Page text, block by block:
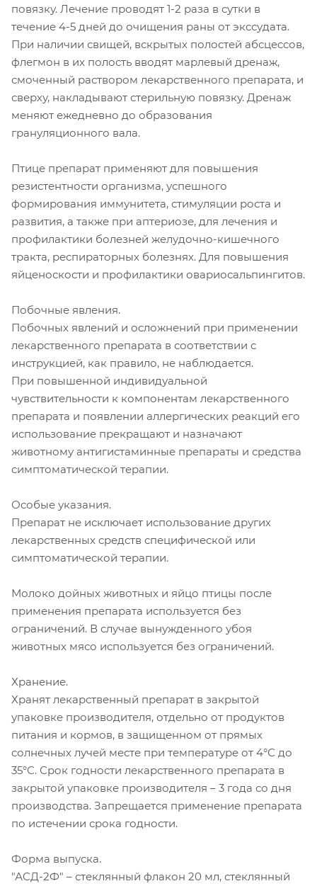
повязку. Лечение проводят 1-2 раза в сутки в
течение 4-5 дней до очищения раны от экссудата.
При наличии свищей, вскрытых полостей абсцессов,
флегмон в их полость вводят марлевый дренаж,
смоченный раствором лекарственного препарата, и
сверху, накладывают стерильную повязку. Дренаж
меняют ежедневно до образования
грануляционного вала.
Птице препарат применяют для повышения
резистентности организма, успешного
формирования иммунитета, стимуляции роста и
развития, а также при аптериозе, для лечения и
профилактики болезней желудочно-кишечного
тракта, респираторных болезнях. Для повышения
яйценоскости и профилактики овариосальпингитов.
Побочные явления.
Побочных явлений и осложнений при применении
лекарственного препарата в соответствии с
инструкцией, как правило, не наблюдается.
При повышенной индивидуальной
чувствительности к компонентам лекарственного
препарата и появлении аллергических реакций его
использование прекращают и назначают
животному антигистаминные препараты и средства
симптоматической терапии.
Особые указания.
Препарат не исключает использование других
лекарственных средств специфической или
симптоматической терапии.
Молоко дойных животных и яйцо птицы после
применения препарата используется без
ограничений. В случае вынужденного убоя
животных мясо используется без ограничений.
Хранение.
Хранят лекарственный препарат в закрытой
упаковке производителя, отдельно от продуктов
питания и кормов, в защищенном от прямых
солнечных лучей месте при температуре от 4°С до
35°С. Срок годности лекарственного препарата в
закрытой упаковке производителя – 3 года со дня
производства. Запрещается применение препарата
по истечении срока годности.
Форма выпуска.
"АСД-2Ф" – стеклянный флакон 20 мл, стеклянный